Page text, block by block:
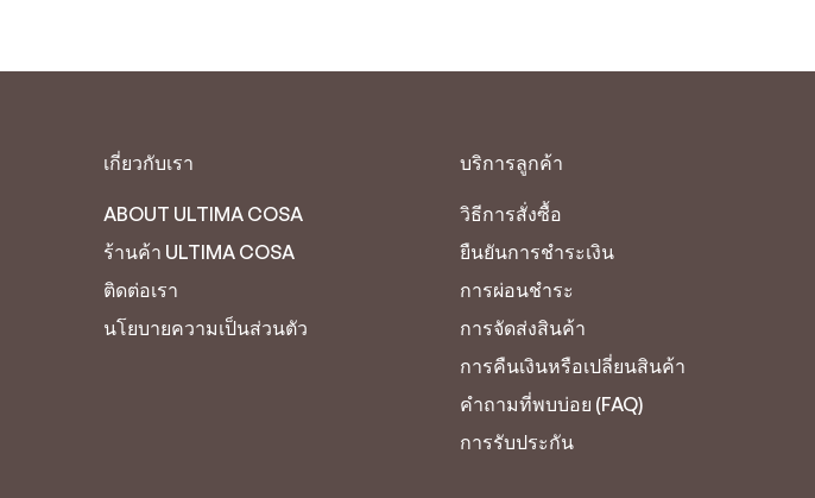
เกี่ยวกับเรา
ABOUT ULTIMA COSA
ร้านค้า ULTIMA COSA
ติดต่อเรา
นโยบายความเป็นส่วนตัว
บริการลูกค้า
วิธีการสั่งซื้อ
ยืนยันการชำระเงิน
การผ่อนชำระ
การจัดส่งสินค้า
การคืนเงินหรือเปลี่ยนสินค้า
คำถามที่พบบ่อย (FAQ)
การรับประกัน